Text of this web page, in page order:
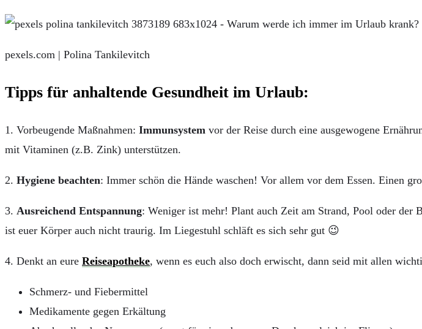
pexels.com | Polina Tankilevitch
Tipps für anhaltende Gesundheit im Urlaub:
1. Vorbeugende Maßnahmen: Immunsystem vor der Reise durch eine ausgewogene
mit Vitaminen (z.B. Zink) unterstützen.
2. Hygiene beachten: Immer schön die Hände waschen! Vor allem vor dem Essen. Einen
3. Ausreichend Entspannung: Weniger ist mehr! Plant auch Zeit am Strand, Pool oder der
ist euer Körper auch nicht traurig. Im Liegestuhl schläft es sich sehr gut 😉
4. Denkt an eure Reiseapotheke, wenn es euch also doch erwischt, dann seid mit allen
Schmerz- und Fiebermittel
Medikamente gegen Erkältung